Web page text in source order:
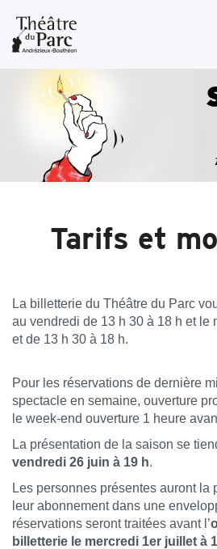
Tarifs et
La billetterie du Théâtre du Parc
au vendredi de 13 h 30 à 18 h et le
et de 13 h 30 à 18 h.
Pour les réservations de dernière
spectacle en semaine, ouverture
le week-end ouverture 1 heure
La présentation de la saison se
vendredi 26 juin à 19 h.
Les personnes présentes auront la
leur abonnement dans une
réservations seront traitées avant l’
billetterie le mercredi 1er juillet à